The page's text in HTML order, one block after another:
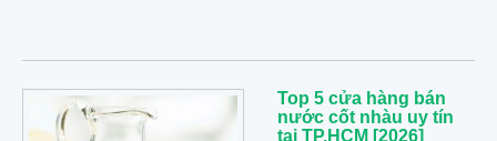
Top 5 cửa hàng bán
nước cốt nhàu uy tín
tại TP.HCM [2026]